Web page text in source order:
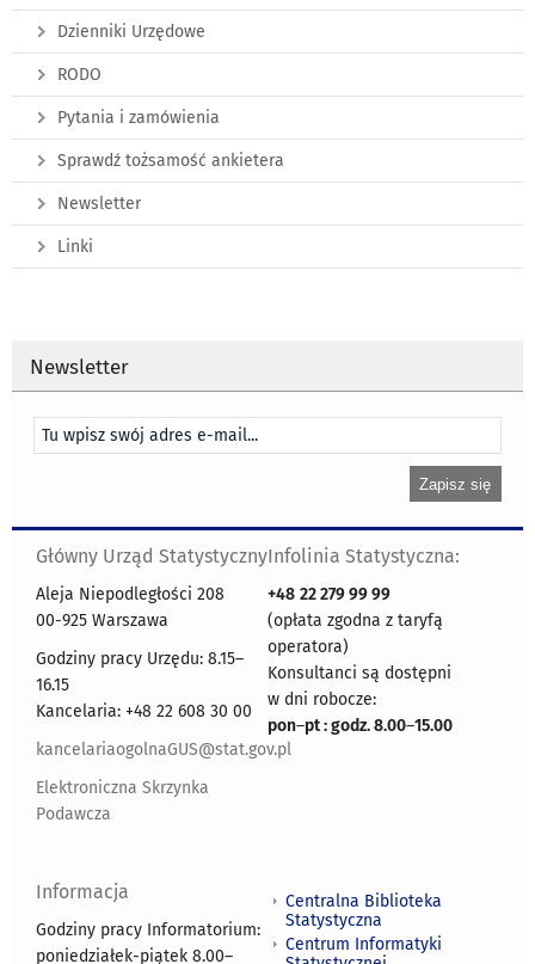
Dzienniki Urzędowe
RODO
Pytania i zamówienia
Sprawdź tożsamość ankietera
Newsletter
Linki
Newsletter
Główny Urząd Statystyczny
Aleja Niepodległości 208
00-925 Warszawa
Godziny pracy Urzędu: 8.15–
16.15
Kancelaria: +48 22 608 30 00
kancelariaogolnaGUS@stat.gov.pl
Elektroniczna Skrzynka
Podawcza
Infolinia Statystyczna:
+48 22 279 99 99
(opłata zgodna z taryfą
operatora)
Konsultanci są dostępni
w dni robocze:
pon–pt : godz. 8.00–15.00
Informacja
Godziny pracy Informatorium:
poniedziałek-piątek 8.00–
Centralna Biblioteka
Statystyczna
Centrum Informatyki